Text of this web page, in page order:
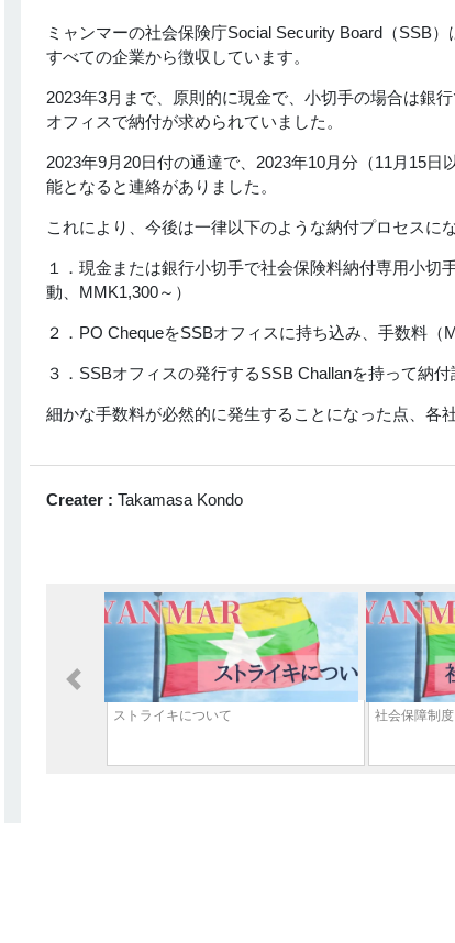
ミャンマーの社会保険庁Social Security Board（SSB
すべての企業から徴収しています。
2023年3月まで、原則的に現金で、小切手の場合は銀
オフィスで納付が求められていました。
2023年9月20日付の通達で、2023年10月分（11月15
能となると連絡がありました。
これにより、今後は一律以下のような納付プロセスに
１．現金または銀行小切手で社会保険料納付専用小
動、MMK1,300～）
２．PO ChequeをSSBオフィスに持ち込み、手数料（
３．SSBオフィスの発行するSSB Challanを持って納付
細かな手数料が必然的に発生することになった点、各
Creater : Takamasa Kondo
ストライキについて 社会保障制
Previous